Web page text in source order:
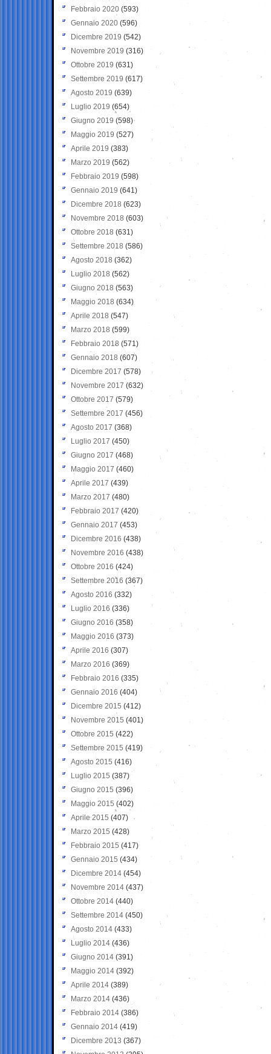
Febbraio 2020 (593)
Gennaio 2020 (596)
Dicembre 2019 (542)
Novembre 2019 (316)
Ottobre 2019 (631)
Settembre 2019 (617)
Agosto 2019 (639)
Luglio 2019 (654)
Giugno 2019 (598)
Maggio 2019 (527)
Aprile 2019 (383)
Marzo 2019 (562)
Febbraio 2019 (598)
Gennaio 2019 (641)
Dicembre 2018 (623)
Novembre 2018 (603)
Ottobre 2018 (631)
Settembre 2018 (586)
Agosto 2018 (362)
Luglio 2018 (562)
Giugno 2018 (563)
Maggio 2018 (634)
Aprile 2018 (547)
Marzo 2018 (599)
Febbraio 2018 (571)
Gennaio 2018 (607)
Dicembre 2017 (578)
Novembre 2017 (632)
Ottobre 2017 (579)
Settembre 2017 (456)
Agosto 2017 (368)
Luglio 2017 (450)
Giugno 2017 (468)
Maggio 2017 (460)
Aprile 2017 (439)
Marzo 2017 (480)
Febbraio 2017 (420)
Gennaio 2017 (453)
Dicembre 2016 (438)
Novembre 2016 (438)
Ottobre 2016 (424)
Settembre 2016 (367)
Agosto 2016 (332)
Luglio 2016 (336)
Giugno 2016 (358)
Maggio 2016 (373)
Aprile 2016 (307)
Marzo 2016 (369)
Febbraio 2016 (335)
Gennaio 2016 (404)
Dicembre 2015 (412)
Novembre 2015 (401)
Ottobre 2015 (422)
Settembre 2015 (419)
Agosto 2015 (416)
Luglio 2015 (387)
Giugno 2015 (396)
Maggio 2015 (402)
Aprile 2015 (407)
Marzo 2015 (428)
Febbraio 2015 (417)
Gennaio 2015 (434)
Dicembre 2014 (454)
Novembre 2014 (437)
Ottobre 2014 (440)
Settembre 2014 (450)
Agosto 2014 (433)
Luglio 2014 (436)
Giugno 2014 (391)
Maggio 2014 (392)
Aprile 2014 (389)
Marzo 2014 (436)
Febbraio 2014 (386)
Gennaio 2014 (419)
Dicembre 2013 (367)